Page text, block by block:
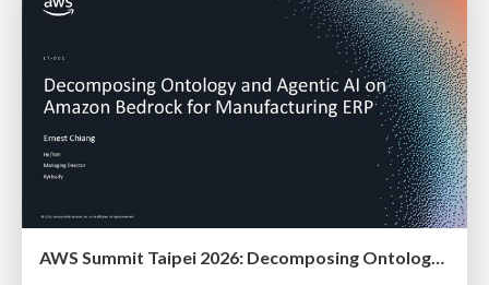
AWS Summit Taipei 2026: Decomposing Ontology and Agentic AI - Using Amazon Bedrock to Bring Living Water to Manufacturing ERP